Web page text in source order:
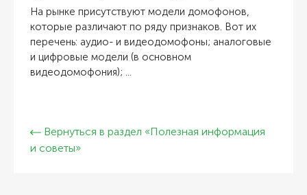
На рынке присутствуют модели домофонов,
которые различают по ряду признаков. Вот их
перечень: аудио- и видеодомофоны; аналоговые
и цифровые модели (в основном
видеодомофония); ...
Вернуться в раздел «Полезная информация
и советы»